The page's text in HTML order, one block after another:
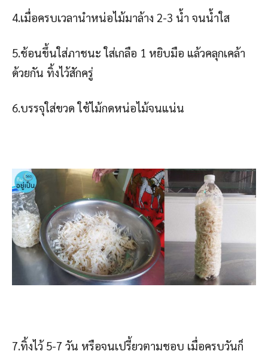
4.เมื่อครบเวลานำหน่อไม้มาล้าง 2-3 น้ำ จนน้ำใส
5.ช้อนขึ้นใส่ภาชนะ ใส่เกลือ 1 หยิบมือ แล้วคลุกเคล้า
ด้วยกัน ทิ้งไว้สักครู่
6.บรรจุใส่ขวด ใช้ไม้กดหน่อไม้จนแน่น
7.ทิ้งไว้ 5-7 วัน หรือจนเปรี้ยวตามชอบ เมื่อครบวันก็